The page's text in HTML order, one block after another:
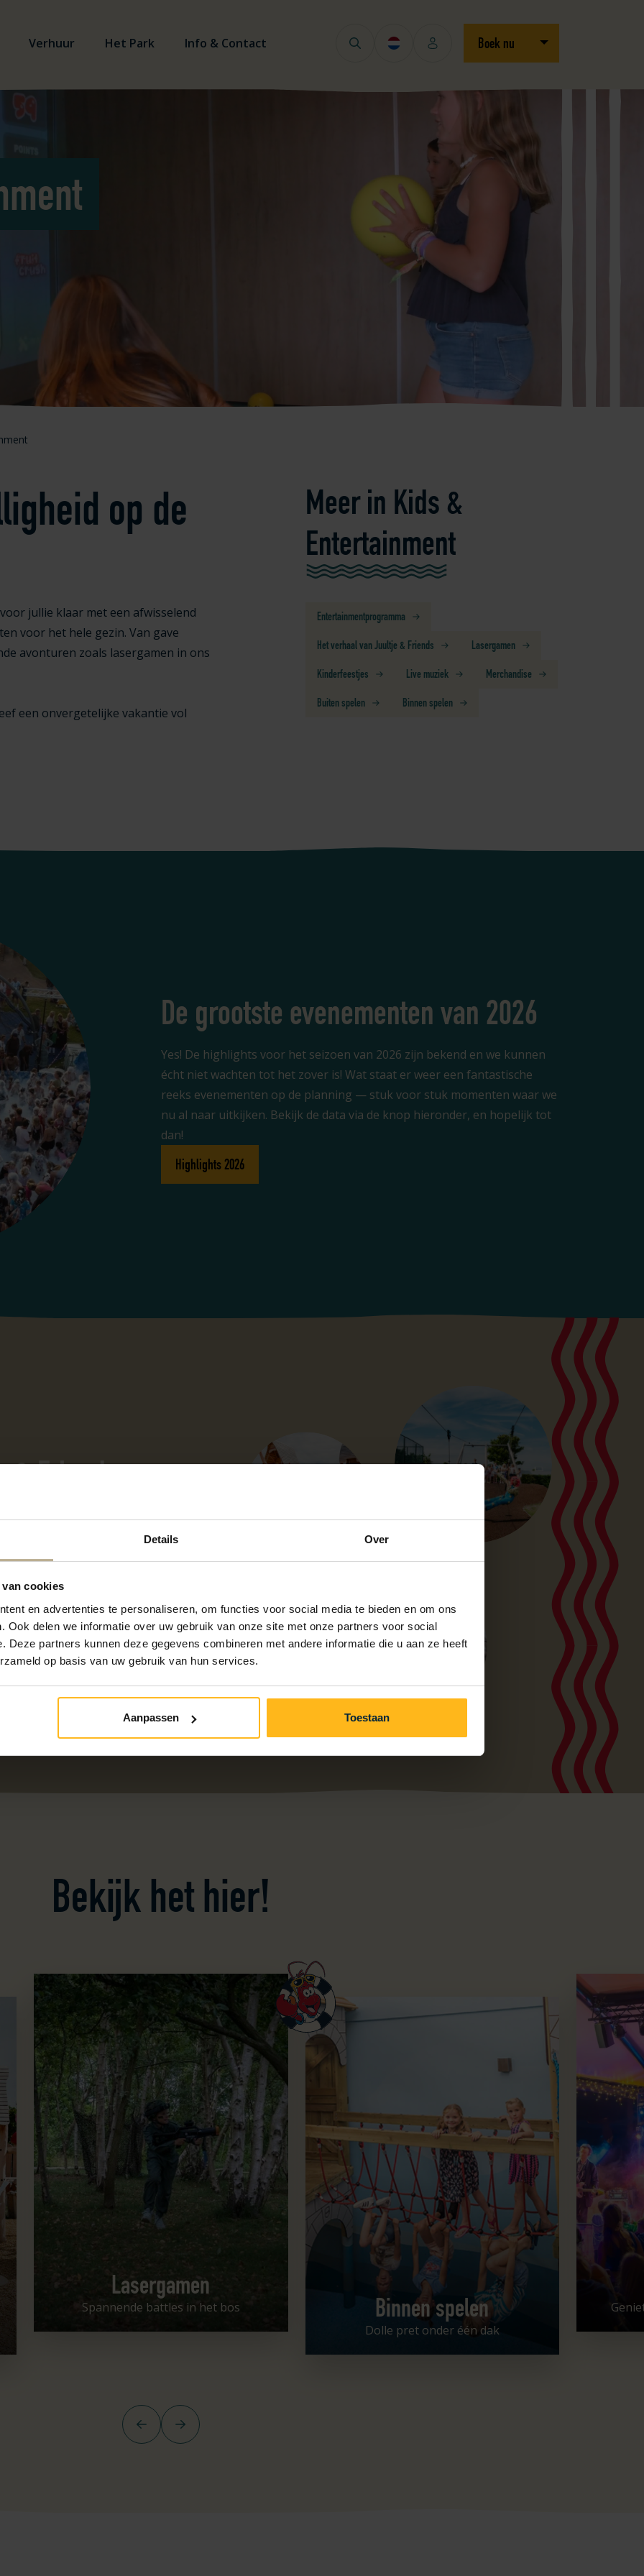
Details Over
cookies
en advertenties te personaliseren, om functies voor social media te bieden en om ons
Ook delen we informatie over uw gebruik van onze site met onze partners voor social
Deze partners kunnen deze gegevens combineren met andere informatie die u aan ze heeft
op basis van uw gebruik van hun services.
Aanpassen Toestaan
Verhuur Het Park Info & Contact Boek nu Open/sluit dropdown
op de
jullie klaar met een afwisselend
voor het hele gezin. Van gave
avonturen zoals lasergamen in ons
een onvergetelijke vakantie vol
Meer in Kids &
Entertainment
Entertainmentprogramma
Het verhaal van Juultje & Friends Lasergamen
Kinderfeestjes Live muziek Merchandise
Buiten spelen Binnen spelen
De grootste evenementen van 2026
Yes! De highlights voor het seizoen van 2026 zijn bekend en we kunnen
écht niet wachten tot het zover is! Wat staat er weer een fantastische
reeks evenementen op de planning — stuk voor stuk momenten waar we
nu al naar uitkijken. Bekijk de data via de knop hieronder, en hopelijk tot
dan!
Highlights 2026
& Friends
om jullie te ontmoeten.
Juultje en zijn vriendjes
staat altijd klaar voor
Bekijk het hier!
Lasergamen
Lasergamen
Spannende battles in het bos
Binnen spelen
Binnen spelen
Dolle pret onder één dak
Live muziek
Vorige Volgende